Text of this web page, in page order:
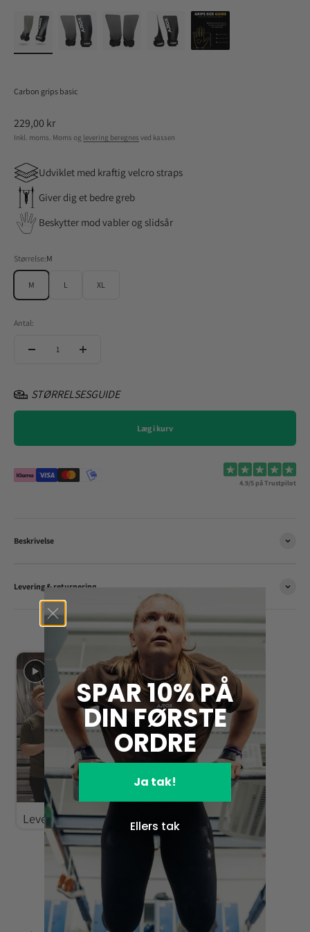
Carbon grips basic
Salgspris
229,00 kr
Inkl. moms. Moms og levering beregnes ved kassen
Udviklet med kraftig velcro straps
Giver dig et bedre greb
Beskytter mod vabler og slidsår
Størrelse:M
M L XL
Antal:
STØRRELSESGUIDE
Læg i kurv
4.9/5 på Trustpilot
Beskrivelse
Levering & returnering
Leverings info
SPAR 10% PÅ
DIN FØRSTE
ORDRE
Ja tak!
Ellers tak